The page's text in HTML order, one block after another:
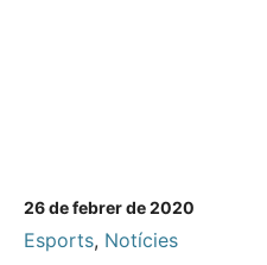
26 de febrer de 2020
Esports, Notícies